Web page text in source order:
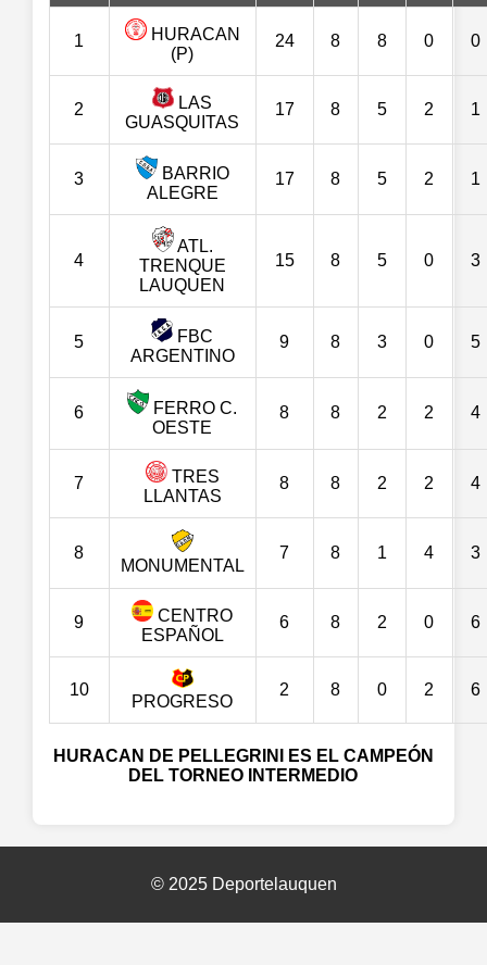
1
HURACAN
(P)
24 8 8 0 0
2
LAS
GUASQUITAS
17 8 5 2 1
3
BARRIO
ALEGRE
17 8 5 2 1
4
ATL.
TRENQUE
LAUQUEN
15 8 5 0 3
5
FBC
ARGENTINO
9 8 3 0 5
6
FERRO C.
OESTE
8 8 2 2 4
7
TRES
LLANTAS
8 8 2 2 4
8
MONUMENTAL
7 8 1 4 3
9
CENTRO
ESPAÑOL
6 8 2 0 6
10
PROGRESO
2 8 0 2 6
HURACAN DE PELLEGRINI ES EL CAMPEÓN
DEL TORNEO INTERMEDIO
© 2025 Deportelauquen